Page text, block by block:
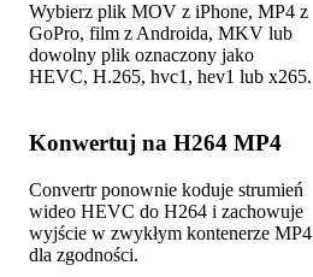
Wybierz plik MOV z iPhone, MP4 z
GoPro, film z Androida, MKV lub
dowolny plik oznaczony jako
HEVC, H.265, hvc1, hev1 lub x265.
Konwertuj na H264 MP4
Convertr ponownie koduje strumień
wideo HEVC do H264 i zachowuje
wyjście w zwykłym kontenerze MP4
dla zgodności.